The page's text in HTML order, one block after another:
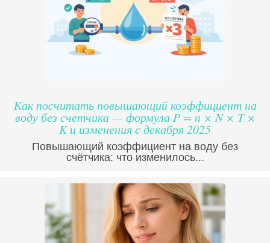
Как посчитать повышающий коэффициент на
воду без счетчика — формула P = n × N × T ×
K и изменения с декабря 2025
Повышающий коэффициент на воду без
счётчика: что изменилось...